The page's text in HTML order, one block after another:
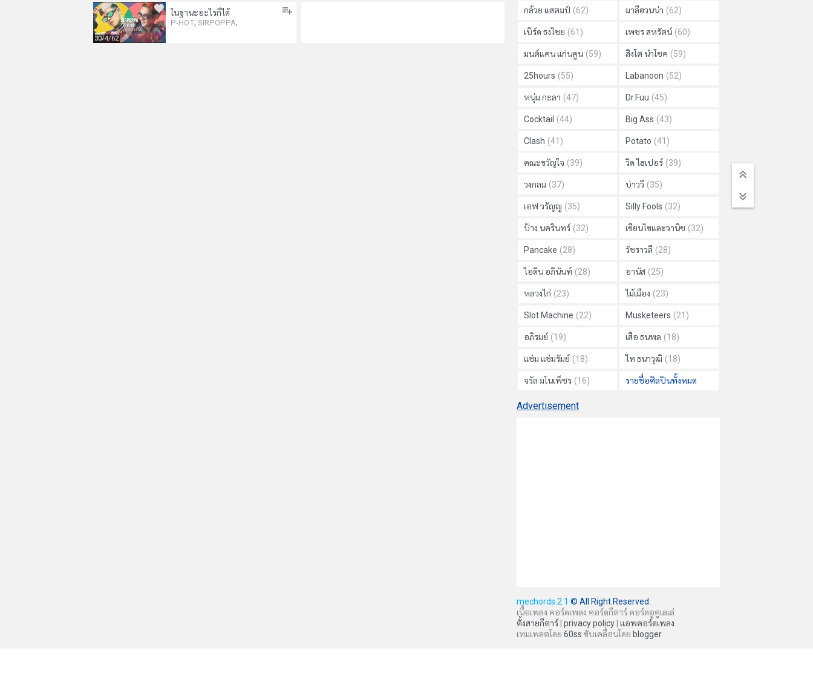
ในฐานะอะไรก็ได้
P-HOT, SIRPOPPA,
30/4/62
กล้วย แสตมป์ (62) มาลีฮวนน่า (62)
เบิร์ด ธงไชย (61) เพชร สหรัตน์ (60)
มนต์แคน แก่นคูน (59) สิงโต นำโชค (59)
25hours (55) Labanoon (52)
หนุ่ม กะลา (47) Dr.Fuu (45)
Cocktail (44) Big Ass (43)
Clash (41) Potato (41)
คณะขวัญใจ (39) วิด ไฮเปอร์ (39)
วงกลม (37) บ่าววี (35)
เอฟ วรัญญู (35) Silly Fools (32)
ป้าง นครินทร์ (32) เขียนไขและวานิช (32)
Pancake (28) วัชราวลี (28)
ไอดิน อภินันท์ (28) อานัส (25)
หลวงไก่ (23) ไม้เมือง (23)
Slot Machine (22) Musketeers (21)
อภิรมย์ (19) เสือ ธนพล (18)
แช่ม แช่มรัมย์ (18) ไท ธนาวุฒิ (18)
จรัล มโนเพ็ชร (16) รายชื่อศิลปินทั้งหมด
Advertisement
mechords.2.1 © All Right Reserved.
เนื้อเพลง คอร์ดเพลง คอร์ดกีตาร์ คอร์ดอูคูเลเล่
ตั้งสายกีตาร์ privacy policy แอพคอร์ดเพลง
เทมเพลตโดย 60ss ขับเคลื่อนโดย blogger.